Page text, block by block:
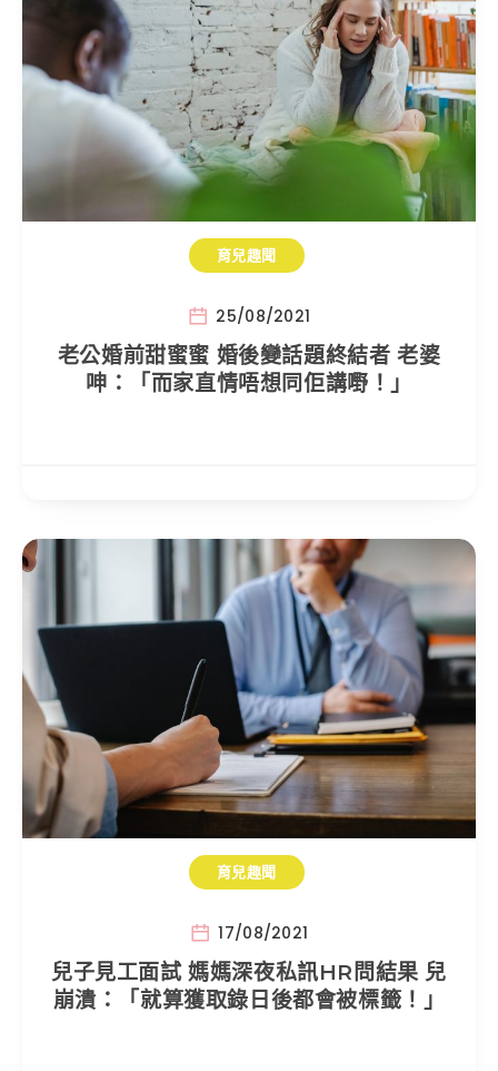
育兒趣聞
25/08/2021
老公婚前甜蜜蜜 婚後變話題終結者 老婆
呻：「而家直情唔想同佢講嘢！」
育兒趣聞
17/08/2021
兒子見工面試 媽媽深夜私訊HR問結果 兒
崩潰：「就算獲取錄日後都會被標籤！」